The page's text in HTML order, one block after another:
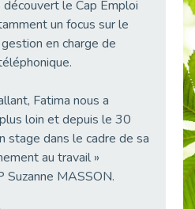
Handicap et emploi : une matinée pour briser les tabous
L’alternance : un levier stratégique pour recruter et inclure durablement
CAP EMPLOI 92 : L’inclusion portée à son sommet, bien au-delà des quotas
38 vidéos pour comprendre et agir durablement
le Cap Emploi
un focus sur le
en charge de
Fatima nous a
loin et depuis le 30
stage dans le cadre de sa
au travail »
Suzanne MASSON.